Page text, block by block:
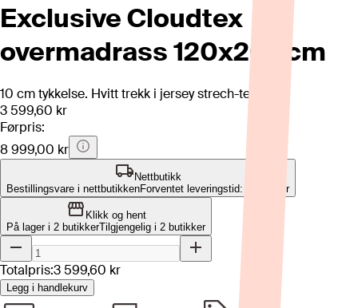
Exclusive Cloudtex
overmadrass 120x200cm
10 cm tykkelse. Hvitt trekk i jersey strech-tekstil.
3 599,60 kr
Førpris:
8 999,00 kr
Nettbutikk
Bestillingsvare i nettbutikkenForventet leveringstid: 8-12 uker
Klikk og hent
På lager i 2 butikkerTilgjengelig i 2 butikker
Totalpris:3 599,60 kr
Legg i handlekurv